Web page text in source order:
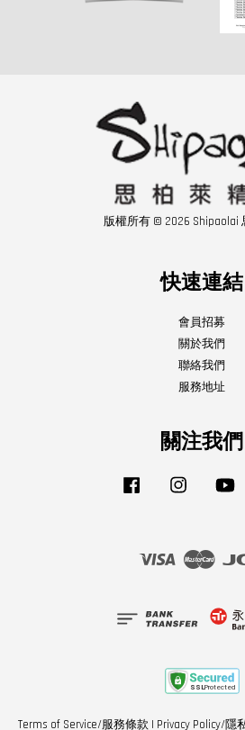
版權所有 © 2026 Shipaolai
快速連結
會員招募
關於我們
聯絡我們
服務地址
關注我們
Facebook Instagram
Visa
Terms of Service/服務條款 | Privacy Policy/隱